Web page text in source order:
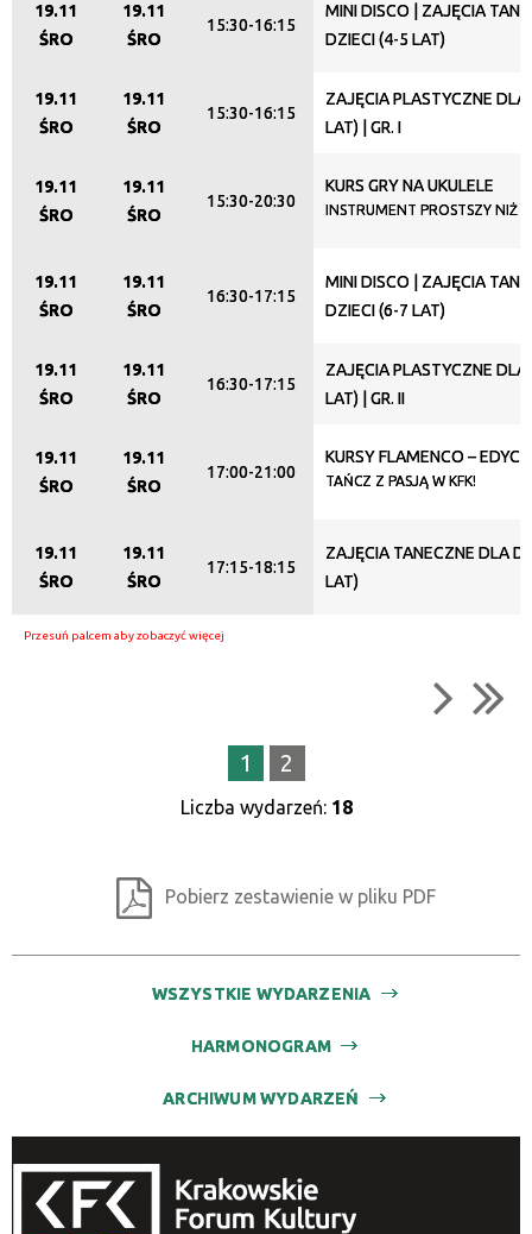
19.11
ŚRO
19.11
ŚRO
15:30-16:15
MINI DISCO | ZAJĘCIA
DZIECI (4-5 LAT)
19.11
ŚRO
19.11
ŚRO
15:30-16:15
ZAJĘCIA PLASTYCZNE
LAT) | GR. I
19.11
ŚRO
19.11
ŚRO
15:30-20:30
KURS GRY NA UKULELE
INSTRUMENT PROSTSZY NIŻ
19.11
ŚRO
19.11
ŚRO
16:30-17:15
MINI DISCO | ZAJĘCIA
DZIECI (6-7 LAT)
19.11
ŚRO
19.11
ŚRO
16:30-17:15
ZAJĘCIA PLASTYCZNE
LAT) | GR. II
19.11
ŚRO
19.11
ŚRO
17:00-21:00
KURSY FLAMENCO –
TAŃCZ Z PASJĄ W KFK!
19.11
ŚRO
19.11
ŚRO
17:15-18:15
ZAJĘCIA TANECZNE DLA
LAT)
1 2
Liczba wydarzeń: 18
Pobierz zestawienie w pliku PDF
WSZYSTKIE WYDARZENIA
HARMONOGRAM
ARCHIWUM WYDARZEŃ